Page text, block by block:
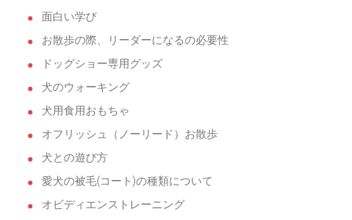
面白い学び
お散歩の際、リーダーになるの必要性
ドッグショー専用グッズ
犬のウォーキング
犬用食用おもちゃ
オフリッシュ（ノーリード）お散歩
犬との遊び方
愛犬の被毛(コート)の種類について
オビディエンストレーニング